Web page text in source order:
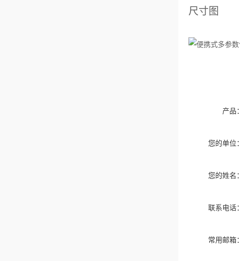
尺寸图
产品：
您的单位：
您的姓名：
联系电话：
常用邮箱：